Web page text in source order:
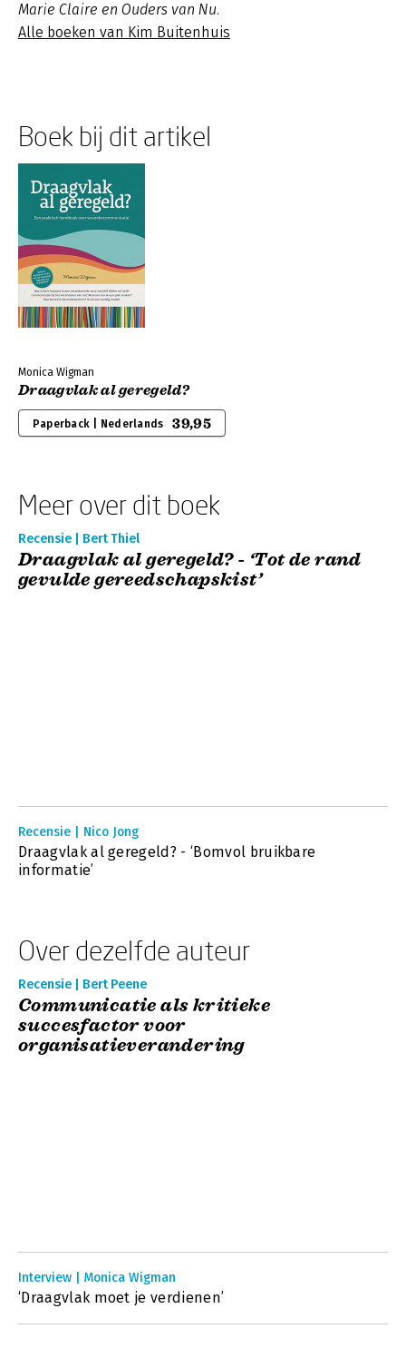
Marie Claire en Ouders van Nu.
Alle boeken van Kim Buitenhuis
Boek bij dit artikel
Monica Wigman
Draagvlak al geregeld?
Paperback | Nederlands 39,95
Meer over dit boek
Recensie | Bert Thiel
Draagvlak al geregeld? - ‘Tot de rand
gevulde gereedschapskist’
Recensie | Nico Jong
Draagvlak al geregeld? - ‘Bomvol bruikbare
informatie’
Over dezelfde auteur
Recensie | Bert Peene
Communicatie als kritieke
succesfactor voor
organisatieverandering
Interview | Monica Wigman
‘Draagvlak moet je verdienen’